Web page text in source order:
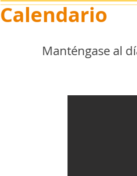
Calendario
Manténgase al